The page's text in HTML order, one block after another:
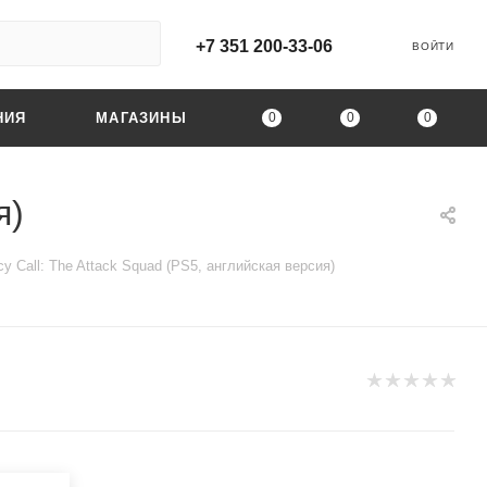
+7 351 200-33-06 ВОЙТИ
0 0 0
МАГАЗИНЫ
Call: The Attack Squad (PS5, английская версия)